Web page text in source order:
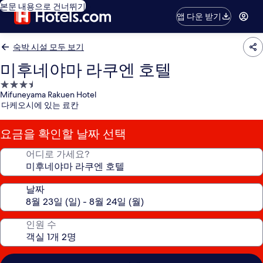
본문 내용으로 건너뛰기
앱 다운 받기
숙박 시설 모두 보기
미후네야마 라쿠엔 호텔
3.5
성
급
숙
박
시
Mifuneyama Rakuen Hotel
다케오시에 있는 료칸
요금을 확인할 날짜 선택
어디로 가세요?
날짜
인원 수